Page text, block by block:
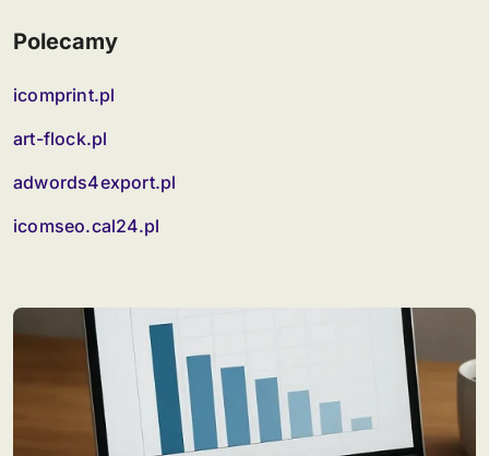
Polecamy
icomprint.pl
art-flock.pl
adwords4export.pl
icomseo.cal24.pl